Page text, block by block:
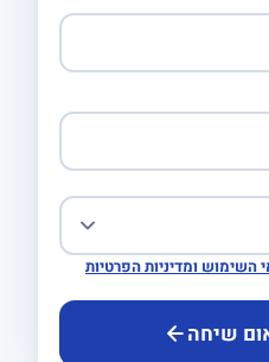
השימוש ומדיניות הפרטיות
שיחה